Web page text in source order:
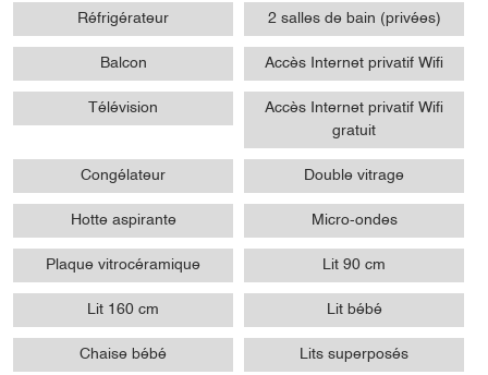
Réfrigérateur 2 salles de bain (privées)
Balcon Accès Internet privatif Wifi
Télévision
Accès Internet privatif Wifi
gratuit
Congélateur Double vitrage
Hotte aspirante Micro-ondes
Plaque vitrocéramique Lit 90 cm
Lit 160 cm Lit bébé
Chaise bébé Lits superposés